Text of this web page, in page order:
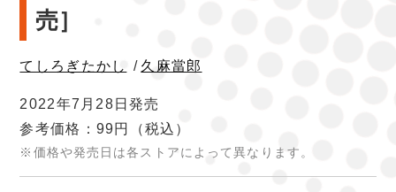
売］
てしろぎたかし / 久麻當郎
2022年7月28日発売
参考価格：99円
（税込）
※価格や発売日は各ストアによって異なります。